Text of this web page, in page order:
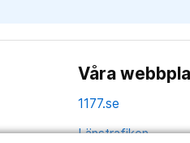
Våra
1177.se
Länstrafiken